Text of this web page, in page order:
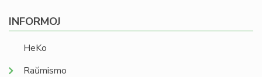
INFORMOJ
HeKo
Raŭmismo